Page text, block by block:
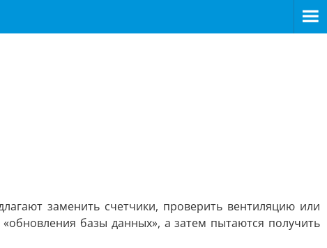
заменить счетчики, проверить вентиляцию или
базы данных», а затем пытаются получить